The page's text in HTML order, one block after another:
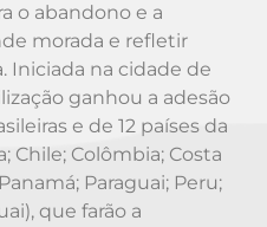
o abandono e a
morada e refletir
Iniciada na cidade de
ganhou a adesão
e de 12 países da
Chile; Colômbia; Costa
Paraguai; Peru;
que farão a